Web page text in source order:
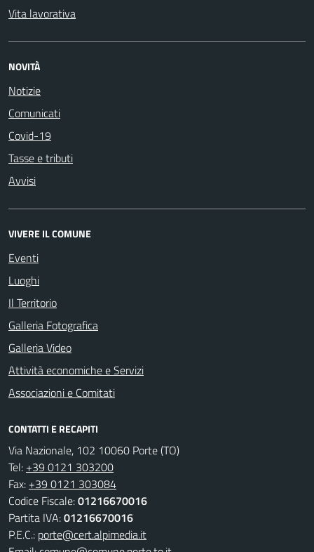
Vita lavorativa
NOVITÀ
Notizie
Comunicati
Covid-19
Tasse e tributi
Avvisi
VIVERE IL COMUNE
Eventi
Luoghi
Il Territorio
Galleria Fotografica
Galleria Video
Attività economiche e Servizi
Associazioni e Comitati
CONTATTI E RECAPITI
Via Nazionale, 102 10060 Porte (TO)
Tel: +39 0121 303200
Fax: +39 0121 303084
Codice Fiscale:01216670016
Partita IVA:01216670016
P.E.C.: porte@cert.alpimedia.it